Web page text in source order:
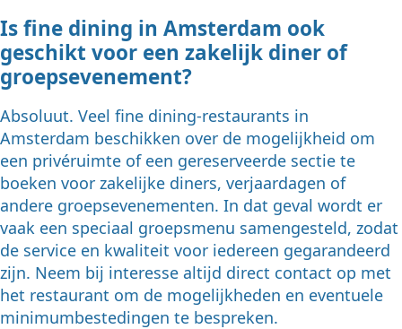
Is fine dining in Amsterdam ook
geschikt voor een zakelijk diner of
groepsevenement?
Absoluut. Veel fine dining-restaurants in
Amsterdam beschikken over de mogelijkheid om
een privéruimte of een gereserveerde sectie te
boeken voor zakelijke diners, verjaardagen of
andere groepsevenementen. In dat geval wordt er
vaak een speciaal groepsmenu samengesteld, zodat
de service en kwaliteit voor iedereen gegarandeerd
zijn. Neem bij interesse altijd direct contact op met
het restaurant om de mogelijkheden en eventuele
minimumbestedingen te bespreken.